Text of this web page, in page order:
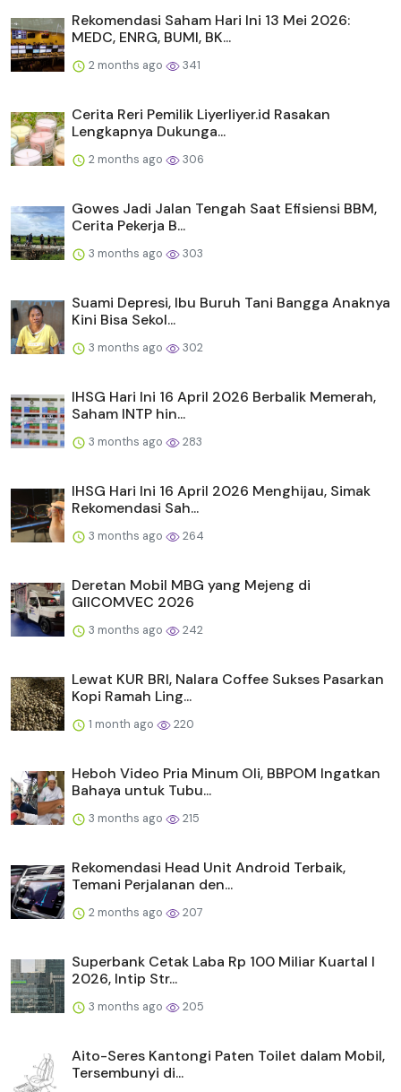
Rekomendasi Saham Hari Ini 13 Mei 2026:
MEDC, ENRG, BUMI, BK...
2 months ago 341
Cerita Reri Pemilik Liyerliyer.id Rasakan
Lengkapnya Dukunga...
2 months ago 306
Gowes Jadi Jalan Tengah Saat Efisiensi BBM,
Cerita Pekerja B...
3 months ago 303
Suami Depresi, Ibu Buruh Tani Bangga Anaknya
Kini Bisa Sekol...
3 months ago 302
IHSG Hari Ini 16 April 2026 Berbalik Memerah,
Saham INTP hin...
3 months ago 283
IHSG Hari Ini 16 April 2026 Menghijau, Simak
Rekomendasi Sah...
3 months ago 264
Deretan Mobil MBG yang Mejeng di
GIICOMVEC 2026
3 months ago 242
Lewat KUR BRI, Nalara Coffee Sukses Pasarkan
Kopi Ramah Ling...
1 month ago 220
Heboh Video Pria Minum Oli, BBPOM Ingatkan
Bahaya untuk Tubu...
3 months ago 215
Rekomendasi Head Unit Android Terbaik,
Temani Perjalanan den...
2 months ago 207
Superbank Cetak Laba Rp 100 Miliar Kuartal I
2026, Intip Str...
3 months ago 205
Aito-Seres Kantongi Paten Toilet dalam Mobil,
Tersembunyi di...